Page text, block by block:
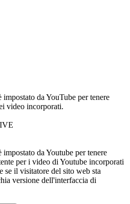
impostato da YouTube per tenere
video incorporati.
impostato da Youtube per tenere
per i video di Youtube incorporati
se il visitatore del sito web sta
versione dell'interfaccia di